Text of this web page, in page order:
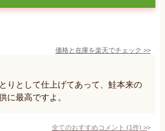
価格と在庫を楽天でチェック >>
りとして仕上げてあって、鮭本来の
に最高ですよ。
全てのおすすめコメント (1件) >